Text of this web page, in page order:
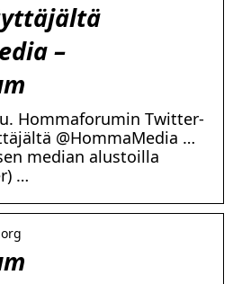
–
Hommaforumin Twitter-
@HommaMedia …
median alustoilla
…